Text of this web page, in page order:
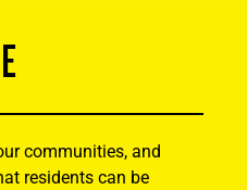
communities, and
residents can be